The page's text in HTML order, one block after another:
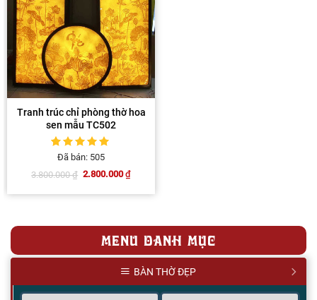
Tranh trúc chỉ phòng thờ hoa
sen mẫu TC502
Đã bán: 505
trên 5 dựa
3.800.000₫ Giá
là:
2.800.000₫
Giá
tại
MENU DANH MỤC
BÀN THỜ ĐẸP